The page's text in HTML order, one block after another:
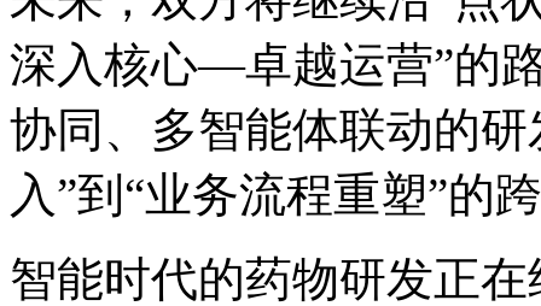
深入核心—卓越运营”的路径
协同、多智能体联动的
入”到“业务流程重塑”的
智能时代的药物研发正